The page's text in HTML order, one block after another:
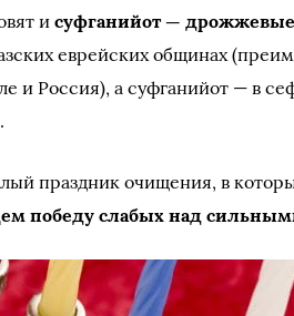
исуфганийот —
еврейских общинах
и Россия), а суфганийот — в
праздник очищения, в
победу слабых над